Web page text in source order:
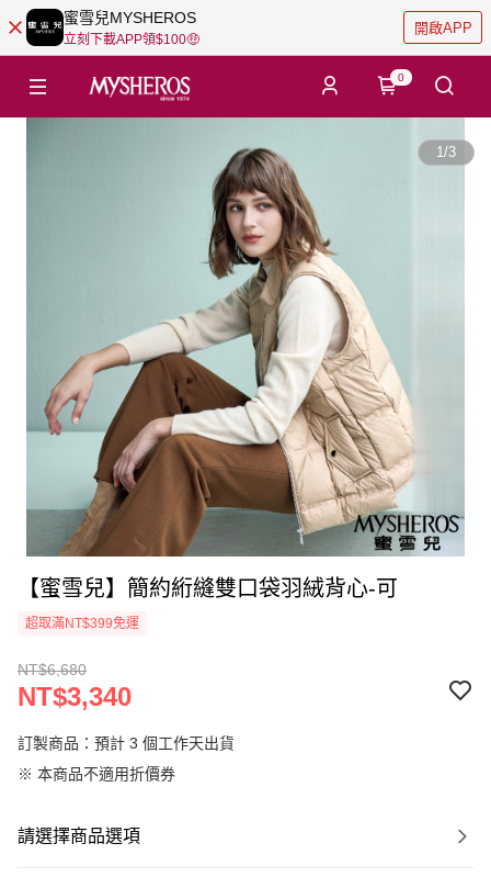
蜜雪兒MYSHEROS
立刻下載APP領$100🤑
開啟APP
0
1/3
【蜜雪兒】簡約絎縫雙口袋羽絨背心-可
超取滿NT$399免運
NT$6,680
NT$3,340
訂製商品：預計 3 個工作天出貨
※ 本商品不適用折價券
請選擇商品選項